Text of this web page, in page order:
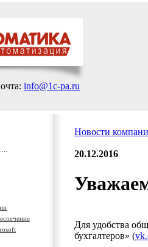
info@1c-pa.ru
Новости
20.12.2016
Для удобства
бухгалтеров» (